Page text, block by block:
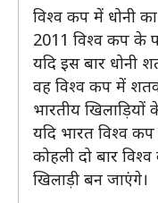
विश्व कप में धोनी
2011 विश्व कप के
यदि इस बार धोनी
वह विश्व कप में
भारतीय
यदि भारत विश्व कप
कोहली दो बार
खिलाड़ी बन जाएंगे।